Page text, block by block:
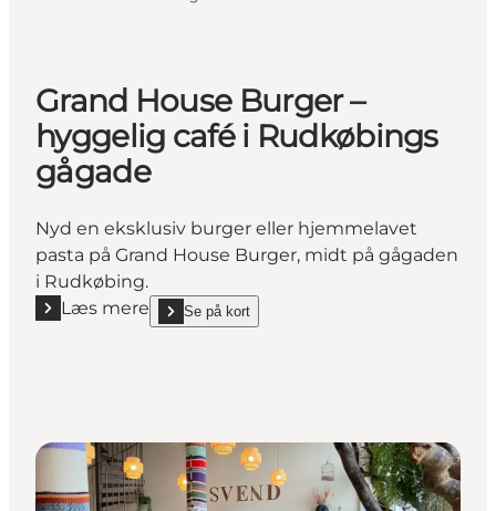
Grand House Burger –
hyggelig café i Rudkøbings
gågade
Nyd en eksklusiv burger eller hjemmelavet
pasta på Grand House Burger, midt på gågaden
i Rudkøbing.
Læs mere
Læs mere "Grand House Burger – hyggelig café i
Se på kort
show Grand House Burger – hyggelig café i